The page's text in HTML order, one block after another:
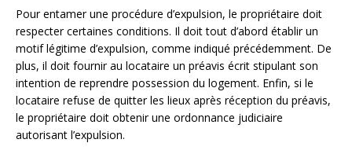
Pour entamer une procédure d’expulsion, le propriétaire doit
respecter certaines conditions. Il doit tout d’abord établir un
motif légitime d’expulsion, comme indiqué précédemment. De
plus, il doit fournir au locataire un préavis écrit stipulant son
intention de reprendre possession du logement. Enfin, si le
locataire refuse de quitter les lieux après réception du préavis,
le propriétaire doit obtenir une ordonnance judiciaire
autorisant l’expulsion.